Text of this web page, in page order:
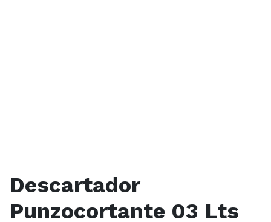
Descartador
Punzocortante 03 Lts